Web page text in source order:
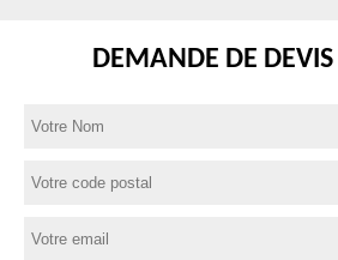
DEMANDE DE